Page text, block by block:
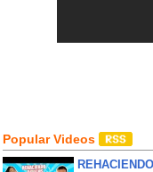
Popular Videos